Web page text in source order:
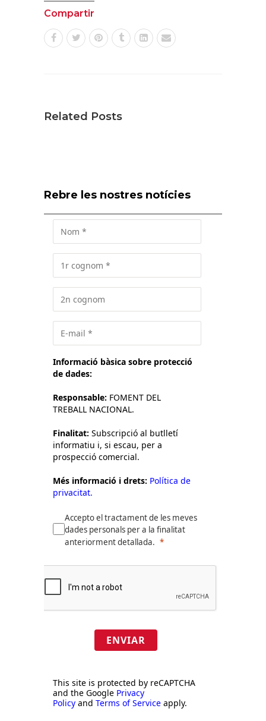
Compartir
Related Posts
Rebre les nostres notícies
Informació bàsica sobre protecció
de dades:
Responsable: FOMENT DEL
TREBALL NACIONAL.
Finalitat: Subscripció al butlletí
informatiu i, si escau, per a
prospecció comercial.
Més informació i drets: Política de
privacitat.
Accepto el tractament de les meves
dades personals per a la finalitat
anteriorment detallada.
ENVIAR
This site is protected by reCAPTCHA
and the Google Privacy
Policy and Terms of Service apply.